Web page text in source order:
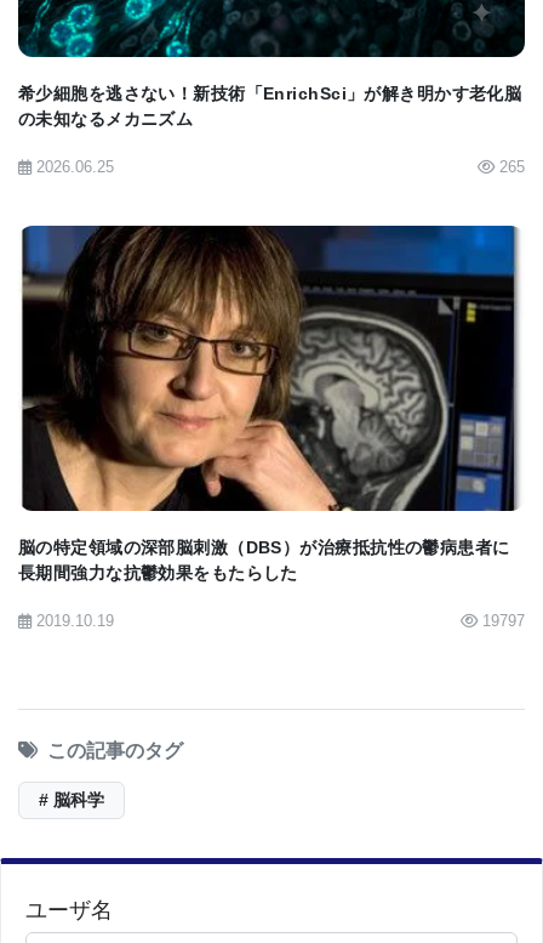
い。脳がどの経路を使うかを決める機序を理解すれ
ば、必要が起きた場合に他の経路が引き継ぐよう指
示することができるはずである。
特に脳損傷が起きた場合には他の経路が引き継ぐこ
とが必要になる。また、行動様式が脳内の分子変化
を引き起こすこともある。望ましい分子変化を把握
し、その分子変化の起こし方が分かれば、行動と薬
物療法を通してそのような分子変化を起こさせるこ
とも可能になる。それが現在分かっている最善の選
択肢だ。また未来の治療法は全面的に行動学的でも
なければ全面的に薬理学的でもない。その2つの組み
合わせになるだろう」と述べている。
■原著へのリンクは英語版をご覧ください：
Rewires Itself after Damage or Injury
希少細胞を逃さない！新技術「EnrichSci」が解き明かす老化脳
の未知なるメカニズム
2026.06.25 265
BIOMARKET JP
脳の特定領域の深部脳刺激（DBS）が治療抵抗性の鬱病患者に
長期間強力な抗鬱効果をもたらした
2019.10.19 19797
この記事のタグ
# 脳科学
ユーザ名